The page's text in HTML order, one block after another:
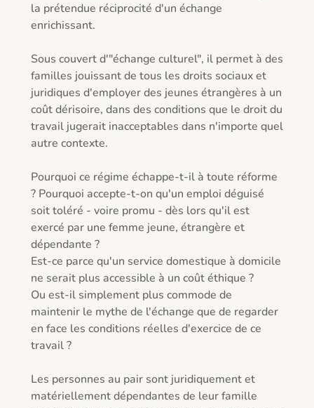
la prétendue réciprocité d'un échange
enrichissant.
Sous couvert d'"échange culturel", il permet à des
familles jouissant de tous les droits sociaux et
juridiques d'employer des jeunes étrangères à un
coût dérisoire, dans des conditions que le droit du
travail jugerait inacceptables dans n'importe quel
autre contexte.
Pourquoi ce régime échappe-t-il à toute réforme
? Pourquoi accepte-t-on qu'un emploi déguisé
soit toléré - voire promu - dès lors qu'il est
exercé par une femme jeune, étrangère et
dépendante ?
Est-ce parce qu'un service domestique à domicile
ne serait plus accessible à un coût éthique ?
Ou est-il simplement plus commode de
maintenir le mythe de l'échange que de regarder
en face les conditions réelles d'exercice de ce
travail ?
Les personnes au pair sont juridiquement et
matériellement dépendantes de leur famille